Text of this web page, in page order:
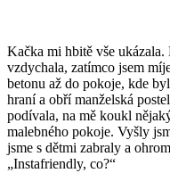
Kačka mi hbitě vše
vzdychala, zatímco jsem
betonu až do pokoje, kde
hraní a obří manželská
podívala, na mě koukl
malebného pokoje. Vyšly
jsme s dětmi zabraly a
„Instafriendly, co?“